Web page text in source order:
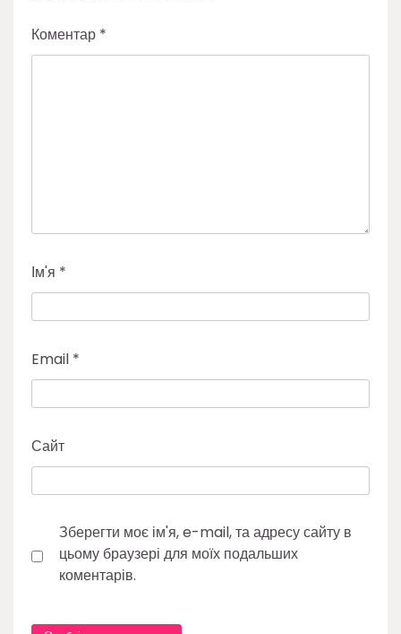
Коментар *
Ім'я *
Email *
Сайт
Зберегти моє ім'я, e-mail, та адресу сайту в
цьому браузері для моїх подальших
коментарів.